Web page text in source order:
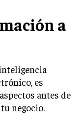
a
es
antes de
negocio.